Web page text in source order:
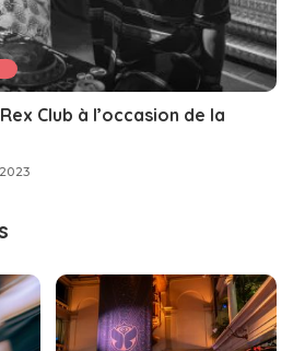
Club à l’occasion de la